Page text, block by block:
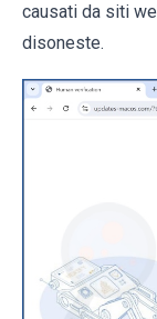
causati da siti
disoneste.